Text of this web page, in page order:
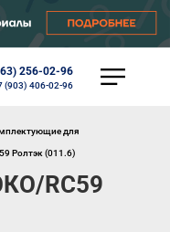
256-02-96
(903) 406-02-96
для
Ролтэк (011.6)
RC59